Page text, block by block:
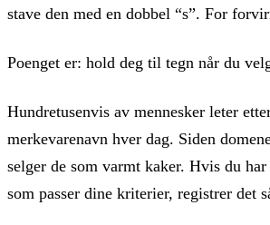
stave den med en dobbel “s”. For
Poenget er: hold deg til tegn når du
Hundretusenvis av mennesker leter
merkevarenavn hver dag. Siden
selger de som varmt kaker. Hvis du
som passer dine kriterier, registrer det